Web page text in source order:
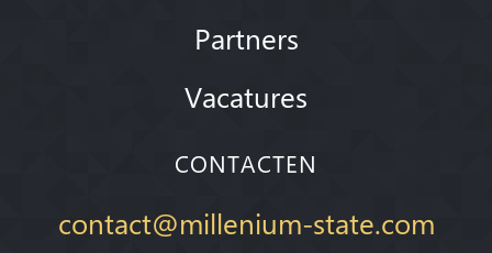
Partners
Vacatures
CONTACTEN
contact@millenium-state.com